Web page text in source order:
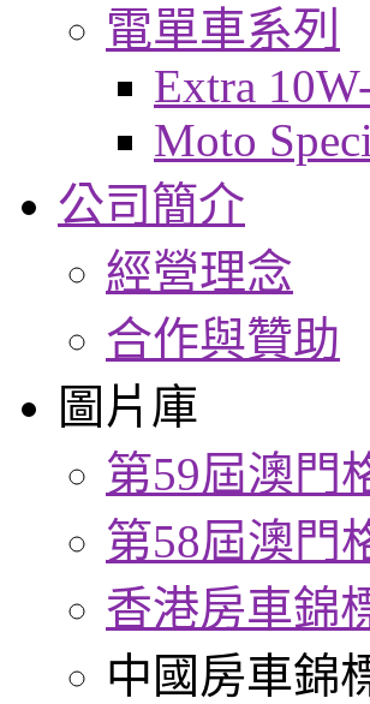
電單車系列
Extra
Moto
公司簡介
經營理念
合作與贊助
圖片庫
第59屆澳門
第58屆澳門
香港房車錦
中國房車錦